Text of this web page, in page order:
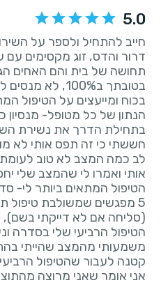
5.0
חייב להתחיל ולספר על
דרור והדס, זוג מקסימים עם
תחושה של בית והם האחים
בטובתך ב100%,
בכוח ומייעצים על הטיפול
הנתון של כל מטופל- מנסיון
חששתי כי זה תפס אותי לא
לב כמה המצב לא טוב לעומת
אותי ואמרו לי שהמצב שלי
5 מפגשים שמשולבת טיפול
(סליחה אם לא דייקתי
הטיפול הרביעי שלי בסדרה
משמעותי מהמצב שהייתי
קטנה לעבור שהטיפול
אני אומר שאני מרוצה